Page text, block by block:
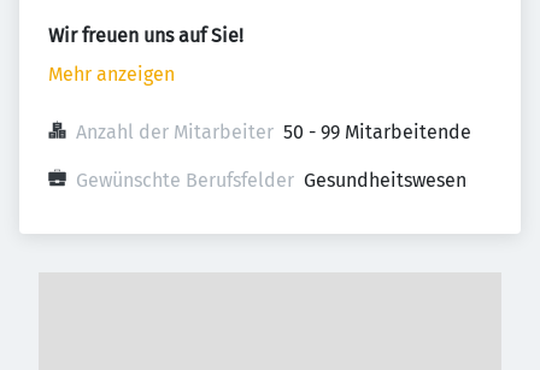
Wir freuen uns auf Sie!
Mehr anzeigen
Anzahl der Mitarbeiter 50 - 99 Mitarbeitende
Gewünschte Berufsfelder Gesundheitswesen